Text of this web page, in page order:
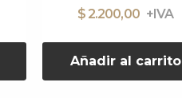
$ 2.200,00
Añadir al carrito